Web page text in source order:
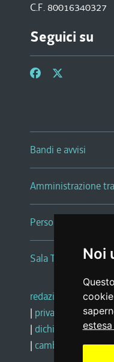
Noi
C.F. 80016340327
Seguici su
Bandi e avvisi
Amministrazione
Persone e Uffici
Sala Tiziano
redazione web |
| privacy
social
| dichiarazione di
| cambio